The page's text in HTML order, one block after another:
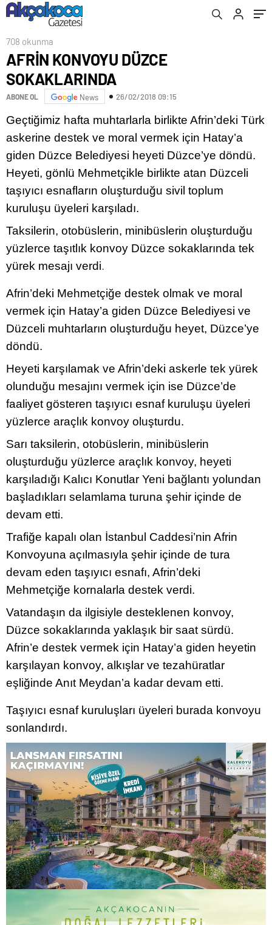
708 okunma
AFRİN KONVOYU DÜZCE
SOKAKLARINDA
ABONE OL News 26/02/2018 09:15
Geçtiğimiz hafta muhtarlarla birlikte Afrin’deki Türk
askerine destek ve moral vermek için Hatay’a
giden Düzce Belediyesi heyeti Düzce’ye döndü.
Heyeti, gönlü Mehmetçikle birlikte atan Düzceli
taşıyıcı esnafların oluşturduğu sivil toplum
kuruluşu üyeleri karşıladı.
Taksilerin, otobüslerin, minibüslerin oluşturduğu
yüzlerce taşıtlık konvoy Düzce sokaklarında tek
yürek mesajı verdi.
Afrin’deki Mehmetçiğe destek olmak ve moral
vermek için Hatay’a giden Düzce Belediyesi ve
Düzceli muhtarların oluşturduğu heyet, Düzce’ye
döndü.
Heyeti karşılamak ve Afrin’deki askerle tek yürek
olunduğu mesajını vermek için ise Düzce’de
faaliyet gösteren taşıyıcı esnaf kuruluşu üyeleri
yüzlerce araçlık konvoy oluşturdu.
Sarı taksilerin, otobüslerin, minibüslerin
oluşturduğu yüzlerce araçlık konvoy, heyeti
karşıladığı Kalıcı Konutlar Yeni bağlantı yolundan
başladıkları selamlama turuna şehir içinde de
devam etti.
Trafiğe kapalı olan İstanbul Caddesi’nin Afrin
Konvoyuna açılmasıyla şehir içinde de tura
devam eden taşıyıcı esnafı, Afrin’deki
Mehmetçiğe kornalarla destek verdi.
Vatandaşın da ilgisiyle desteklenen konvoy,
Düzce sokaklarında yaklaşık bir saat sürdü.
Afrin’e destek vermek için Hatay’a giden heyetin
karşılayan konvoy, alkışlar ve tezahüratlar
eşliğinde Anıt Meydan’a kadar devam etti.
Taşıyıcı esnaf kuruluşları üyeleri burada konvoyu
sonlandırdı.